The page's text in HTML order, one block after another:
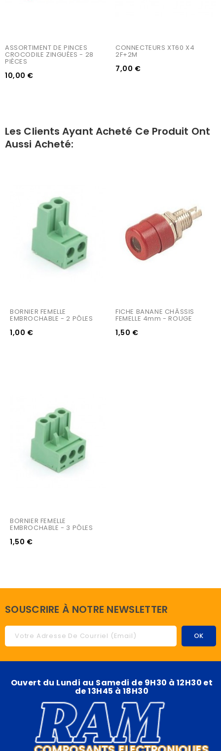
ASSORTIMENT DE PINCES
CROCODILE ZINGUÉES - 28
PIÈCES
10,00 €
CONNECTEURS XT60 X4
2F+2M
7,00 €
Les Clients Ayant Acheté Ce Produit Ont
Aussi Acheté:
BORNIER FEMELLE
EMBROCHABLE - 2 PÔLES
1,00 €
FICHE BANANE CHÂSSIS
FEMELLE 4mm - ROUGE
1,50 €
BORNIER FEMELLE
EMBROCHABLE - 3 PÔLES
1,50 €
SOUSCRIRE À NOTRE NEWSLETTER
Ouvert du Lundi au Samedi de 9H30 à 12H30 et
de 13H45 à 18H30